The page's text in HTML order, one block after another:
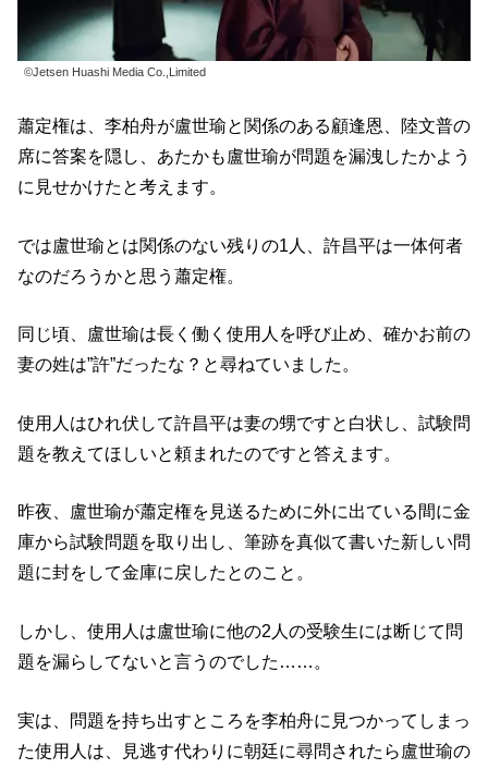
©Jetsen Huashi Media Co.,Limited
蕭定権は、李柏舟が盧世瑜と関係のある顧逢恩、陸文普の
席に答案を隠し、あたかも盧世瑜が問題を漏洩したかよう
に見せかけたと考えます。
では盧世瑜とは関係のない残りの1人、許昌平は一体何者
なのだろうかと思う蕭定権。
同じ頃、盧世瑜は長く働く使用人を呼び止め、確かお前の
妻の姓は”許”だったな？と尋ねていました。
使用人はひれ伏して許昌平は妻の甥ですと白状し、試験問
題を教えてほしいと頼まれたのですと答えます。
昨夜、盧世瑜が蕭定権を見送るために外に出ている間に金
庫から試験問題を取り出し、筆跡を真似て書いた新しい問
題に封をして金庫に戻したとのこと。
しかし、使用人は盧世瑜に他の2人の受験生には断じて問
題を漏らしてないと言うのでした……。
実は、問題を持ち出すところを李柏舟に見つかってしまっ
た使用人は、見逃す代わりに朝廷に尋問されたら盧世瑜の